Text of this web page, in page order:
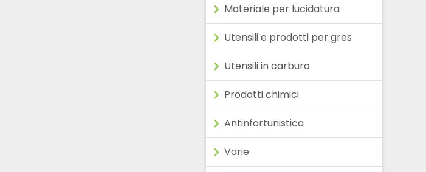
Materiale per lucidatura
Utensili e prodotti per gres
Utensili in carburo
Prodotti chimici
Antinfortunistica
Varie